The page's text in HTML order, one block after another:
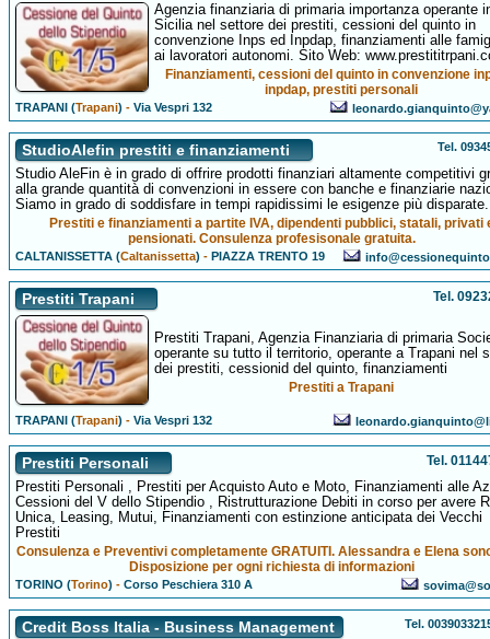
Agenzia finanziaria di primaria importanza operante
Sicilia nel settore dei prestiti, cessioni del quinto in
convenzione Inps ed Inpdap, finanziamenti alle
ai lavoratori autonomi. Sito Web:
Finanziamenti, cessioni del quinto in convenzione
inpdap, prestiti personali
TRAPANI (Trapani) -Via Vespri 132
StudioAlefin prestiti e finanziamenti Tel.
Studio AleFin è in grado di offrire prodotti finanziari altamente competitivi
alla grande quantità di convenzioni in essere con banche e finanziarie
Siamo in grado di soddisfare in tempi rapidissimi le esigenze più disparate.
Prestiti e finanziamenti a partite IVA, dipendenti pubblici, statali, privati
pensionati. Consulenza profesisonale gratuita.
CALTANISSETTA (Caltanissetta) -PIAZZA TRENTO 19
Prestiti Trapani Tel.
Prestiti Trapani, Agenzia Finanziaria di primaria
operante su tutto il territorio, operante a Trapani nel
dei prestiti, cessionid del quinto, finanziamenti
Prestiti a Trapani
TRAPANI (Trapani) -Via Vespri 132
Prestiti Personali Tel.
Prestiti Personali , Prestiti per Acquisto Auto e Moto, Finanziamenti alle
Cessioni del V dello Stipendio , Ristrutturazione Debiti in corso per avere
Unica, Leasing, Mutui, Finanziamenti con estinzione anticipata dei Vecchi
Prestiti
Consulenza e Preventivi completamente GRATUITI. Alessandra e Elena
Disposizione per ogni richiesta di informazioni
TORINO (Torino) -Corso Peschiera 310 A
Credit Boss Italia - Business Management Tel.